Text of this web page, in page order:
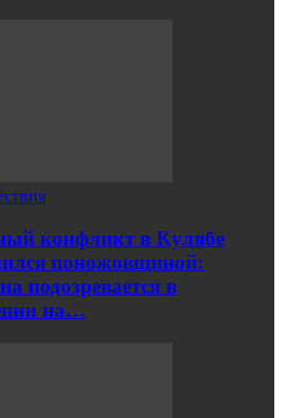
конфликт в Кулябе
поножовщиной:
подозревается в
на…